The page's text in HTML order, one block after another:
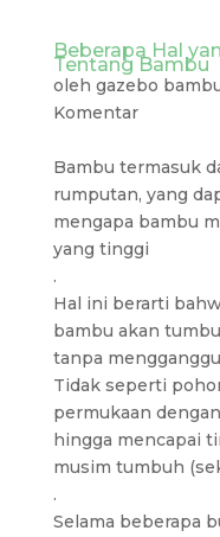
Beberapa Hal
Tentang Bambu
oleh gazebo
Komentar
Bambu termasuk
rumputan, yang
mengapa bambu
yang tinggi
.
Hal ini berarti
bambu akan
tanpa
Tidak seperti
permukaan
hingga mencapai
musim tumbuh
.
Selama beberapa